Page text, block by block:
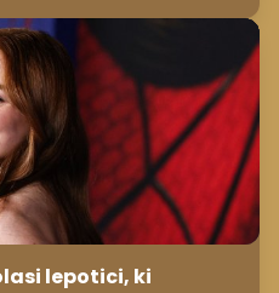
lepotici, ki